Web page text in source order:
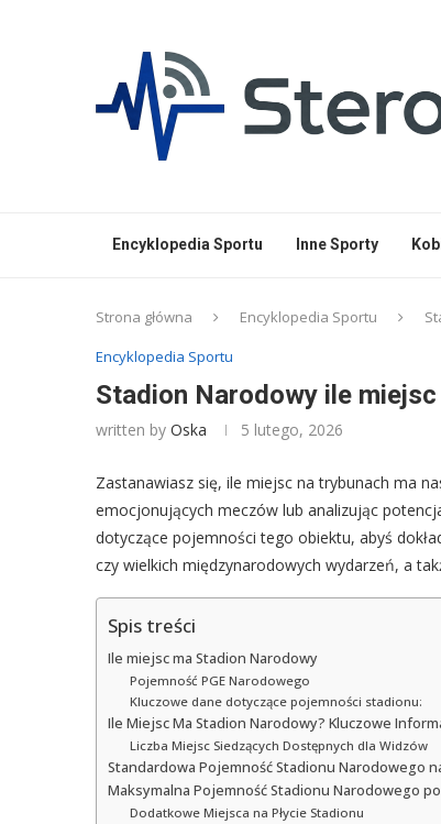
Encyklopedia Sportu Inne Sporty
Strona główna Encyklopedia Sportu
Encyklopedia Sportu
Stadion Narodowy ile
written by Oska 5 lutego, 2026
Zastanawiasz się, ile miejsc na trybunach ma
emocjonujących meczów lub analizując
dotyczące pojemności tego obiektu, abyś
czy wielkich międzynarodowych wydarzeń, a
Spis treści
Ile miejsc ma Stadion Narodowy
Pojemność PGE Narodowego
Kluczowe dane dotyczące pojemności stadionu:
Ile Miejsc Ma Stadion Narodowy? Kluczowe
Liczba Miejsc Siedzących Dostępnych dla Widzów
Standardowa Pojemność Stadionu Narodowego
Maksymalna Pojemność Stadionu Narodowego
Dodatkowe Miejsca na Płycie Stadionu